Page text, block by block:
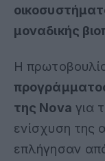
μοναδικής
Η
της Nova για
ενίσχυση της
επλήγησαν